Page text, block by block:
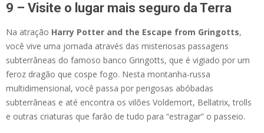
9 – Visite o lugar mais seguro da Terra
Na atração Harry Potter and the Escape from Gringotts,
você vive uma jornada através das misteriosas passagens
subterrâneas do famoso banco Gringotts, que é vigiado por um
feroz dragão que cospe fogo. Nesta montanha-russa
multidimensional, você passa por perigosas abóbadas
subterrâneas e até encontra os vilões Voldemort, Bellatrix, trolls
e outras criaturas que farão de tudo para “estragar” o passeio.